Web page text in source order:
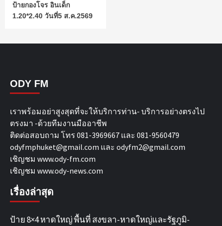
ป้ายกองโจร อินเด็ก
1.20*2.40 วันที่5 ส.ค.2569
ODY FM
เราพร้อมอย่าสูงสุดที่จะให้บริการท่าน- บริการอย่างตรงไป
ตรงมา -ด้วยทีมงานมืออาชีพ
ติดต่อสอบถาม โทร 081-3969667 และ 081-9560479
odyfmphuket@gmail.com และ odyfm2@gmail.com
เชิญชม www.ody-fm.com
เชิญชม www.ody-news.com
เรื่องล่าสุด
ป้าย 8×4 หาดใหญ่ พื้นที่ สงขลา-หาดใหญ่และรัฐภูมิ-